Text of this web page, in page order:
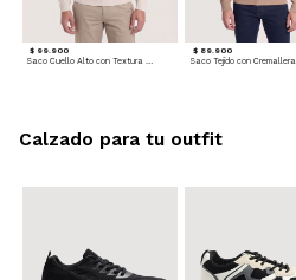
$ 99.900 $ 89.900
Saco Tejido con Cremallera
Calzado para tu outfit